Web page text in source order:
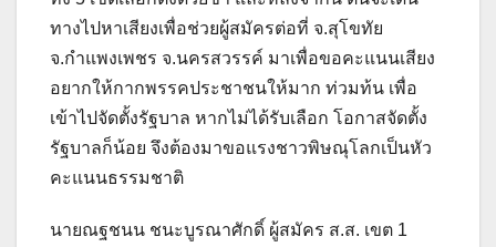
ทางไปหาเสียงเพื่อช่วยผู้สมัครต่อที่ จ.สุโขทัย
จ.กำแพงเพชร จ.นครสวรรค์ มาเพื่อขอคะแนนเสียง
อยากให้กากพรรคประชาชนให้มาก ท่วมท้น เพื่อ
เข้าไปจัดตั้งรัฐบาล หากไม่ได้รับเลือก โอกาสจัดตั้ง
รัฐบาลก็น้อย จึงต้องมาขอแรงชาวพิษณุโลกเป็นหัว
คะแนนธรรมชาติ
นายณฐชนน ชนะบูรณาศักดิ์ ผู้สมัคร ส.ส. เขต 1